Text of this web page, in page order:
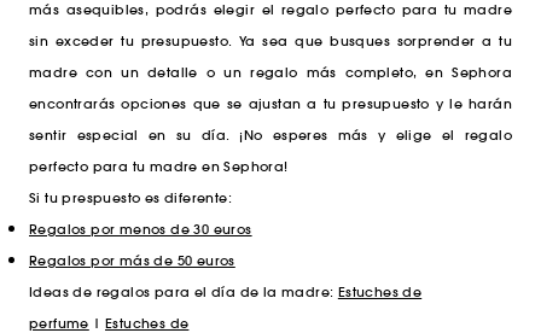
más asequibles, podrás elegir el regalo perfecto para tu madre
sin exceder tu presupuesto.Ya sea que busques sorprender a tu
madre con un detalle o un regalo más completo, en Sephora
encontrarás opciones que se ajustan a tu presupuesto y le harán
sentir especial en su día. ¡No esperes más y elige el regalo
perfecto para tu madre en Sephora!
Si tu prespuesto es diferente:
Regalos por menos de 30 euros
Regalos por más de 50 euros
Ideas de regalos para el día de la madre: Estuches de
perfume |Estuches de